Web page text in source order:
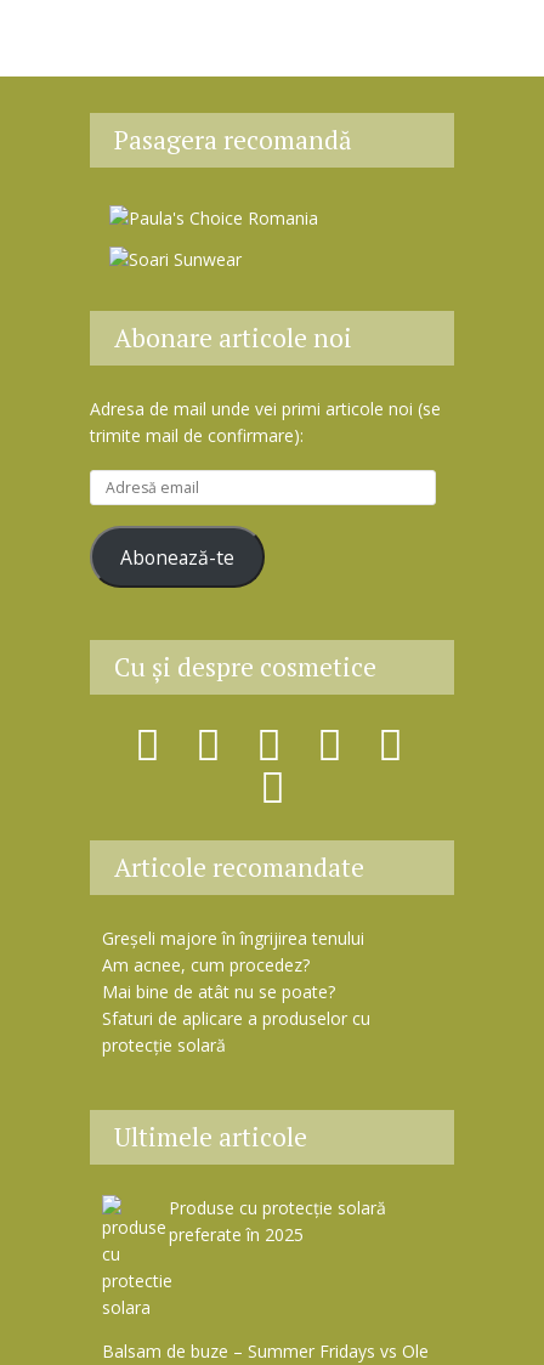
Pasagera recomandă
Abonare articole noi
Adresa de mail unde vei primi articole noi (se
trimite mail de confirmare):
d
e
e
a
Abonează-te
Cu şi despre cosmetice
Articole recomandate
Greșeli majore în îngrijirea tenului
Am acnee, cum procedez?
Mai bine de atât nu se poate?
Sfaturi de aplicare a produselor cu
protecție solară
Ultimele articole
Produse cu protecție solară
preferate în 2025
Balsam de buze – Summer Fridays vs Ole